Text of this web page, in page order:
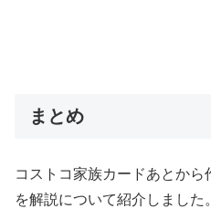
まとめ
コストコ家族カードあとか
を解説について紹介しました。